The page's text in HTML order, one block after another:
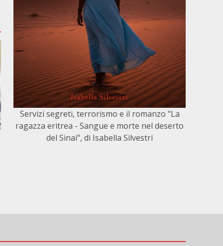
Servizi segreti, terrorismo e il romanzo "La
ragazza eritrea - Sangue e morte nel deserto
del Sinai", di Isabella Silvestri